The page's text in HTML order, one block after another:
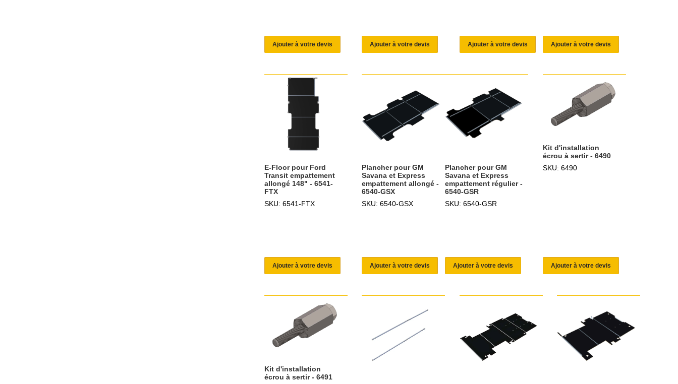
Ajouter à votre devis Ajouter à votre devis Ajouter à votre devis Ajouter à votre devis
E-Floor pour Ford
Transit empattement
allongé 148" - 6541-
FTX
SKU: 6541-FTX
Ajouter à votre devis
Plancher pour GM
Savana et Express
empattement allongé -
6540-GSX
SKU: 6540-GSX
Ajouter à votre devis
Plancher pour GM
Savana et Express
empattement régulier -
6540-GSR
SKU: 6540-GSR
Ajouter à votre devis
Kit d'installation
écrou à sertir - 6490
SKU: 6490
Ajouter à votre devis
Kit d'installation
écrou à sertir - 6491